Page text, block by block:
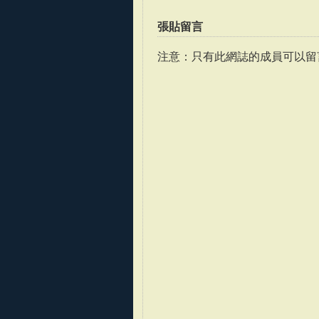
張貼留言
注意：只有此網誌的成員可以